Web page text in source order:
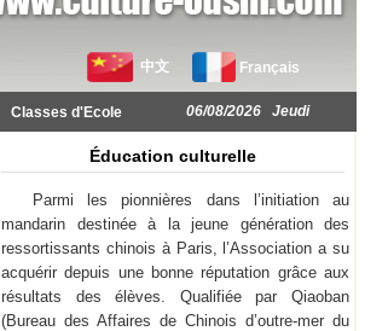
中文 Français
Classes d'Ecole 06/08/2026 Jeudi
Éducation culturelle
Parmi les pionnières dans l’initiation au
mandarin destinée à la jeune génération des
ressortissants chinois à Paris, l’Association a su
acquérir depuis une bonne réputation grâce aux
résultats des élèves. Qualifiée par Qiaoban
(Bureau des Affaires de Chinois d’outre-mer du